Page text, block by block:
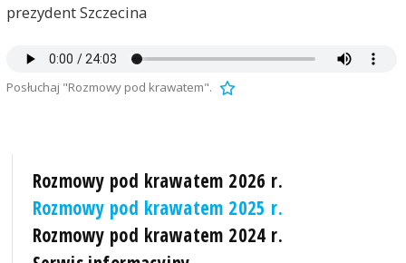
prezydent Szczecina
Posłuchaj "Rozmowy pod krawatem".
Rozmowy pod krawatem 2026 r.
Rozmowy pod krawatem 2025 r.
Rozmowy pod krawatem 2024 r.